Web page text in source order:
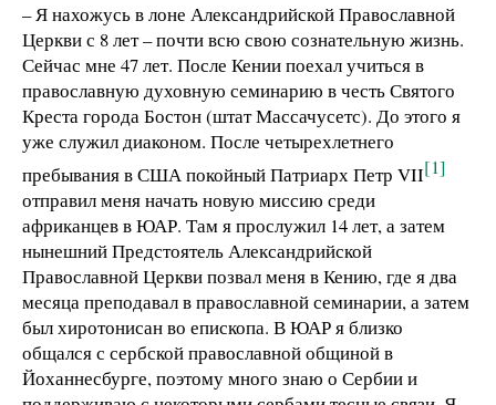
– Я нахожусь в лоне Александрийской Православной
Церкви с 8 лет – почти всю свою сознательную жизнь.
Сейчас мне 47 лет. После Кении поехал учиться в
православную духовную семинарию в честь Святого
Креста города Бостон (штат Массачусетс). До этого я
уже служил диаконом. После четырехлетнего
пребывания в США покойный Патриарх Петр VII[1]
отправил меня начать новую миссию среди
африканцев в ЮАР. Там я прослужил 14 лет, а затем
нынешний Предстоятель Александрийской
Православной Церкви позвал меня в Кению, где я два
месяца преподавал в православной семинарии, а затем
был хиротонисан во епископа. В ЮАР я близко
общался с сербской православной общиной в
Йоханнесбурге, поэтому много знаю о Сербии и